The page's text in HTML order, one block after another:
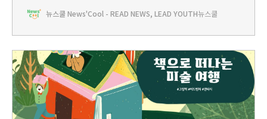
그런데 뱅크시와 달리 미술관에 가서 보는 그림들은 하나같이 어려
뉴스쿨 News'Cool - READ NEWS, LEAD YOUTH뉴스쿨